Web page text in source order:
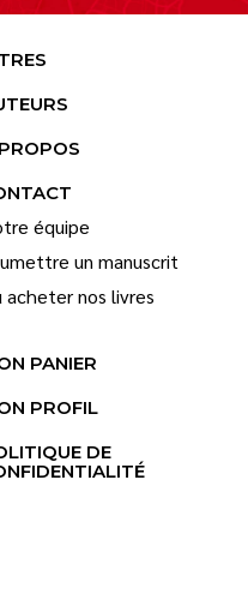
équipe
un manuscrit
acheter nos livres
PANIER
PROFIL
DE